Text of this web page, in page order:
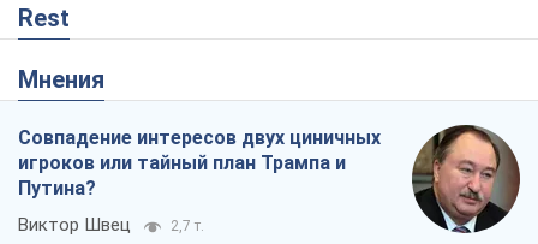
Rest
Мнения
Совпадение интересов двух циничных
игроков или тайный план Трампа и
Путина?
Виктор Швец 2,7 т.